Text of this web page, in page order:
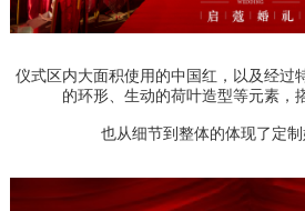
仪式区内大面积使用的中国红，以及经过
的环形、生动的荷叶造型等元素，
也从细节到整体的体现了定制